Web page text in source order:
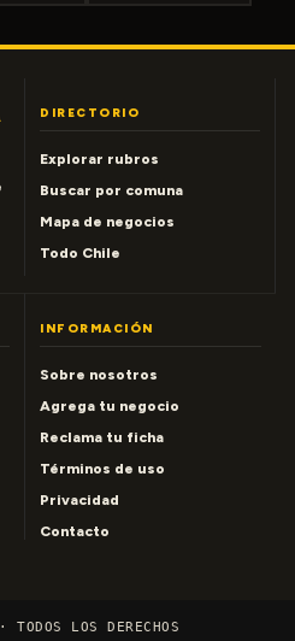
DIRECTORIO
Explorar rubros
Buscar por comuna
Mapa de negocios
Todo Chile
INFORMACIÓN
Sobre nosotros
Agrega tu negocio
Reclama tu ficha
Términos de uso
Privacidad
Contacto
LOS DERECHOS